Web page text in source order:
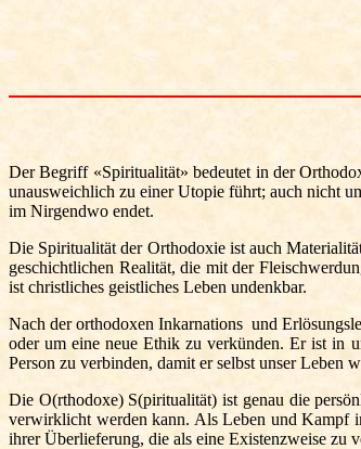
Der Begriff «Spiritualität» bedeutet in der
unausweichlich zu einer Utopie führt; auch nicht
im Nirgendwo endet.
Die Spiritualität der Orthodoxie ist auch
geschichtlichen Realität, die mit der
ist christliches geistliches Leben undenkbar.
Nach der orthodoxen Inkarnations und
oder um eine neue Ethik zu verkünden. Er ist in
Person zu verbinden, damit er selbst unser Leben
Die O(rthodoxe) S(piritualität) ist genau die
verwirklicht werden kann. Als Leben und
ihrer Überlieferung, die als eine Existenzweise zu